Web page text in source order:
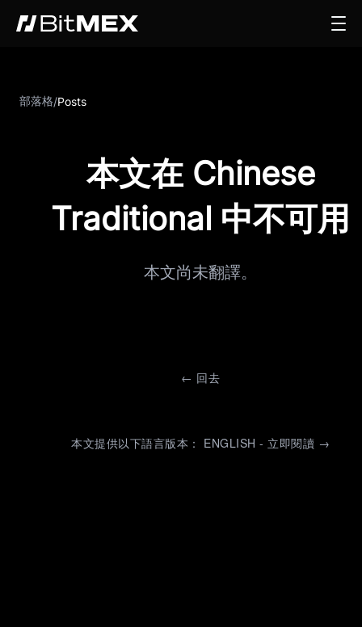
部落格/Posts
本文在 Chinese
Traditional 中不可用
本文尚未翻譯。
← 回去
本文提供以下語言版本： ENGLISH - 立即閱讀 →